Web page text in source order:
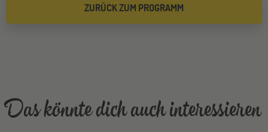
ZURÜCK ZUM PROGRAMM
Das könnte dich auch interessieren